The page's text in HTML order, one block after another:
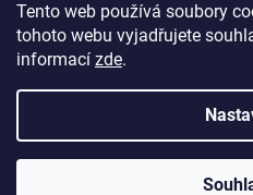
Tento web používá soubory
tohoto webu vyjadřujete
informací zde.
Copyright 2026CARP